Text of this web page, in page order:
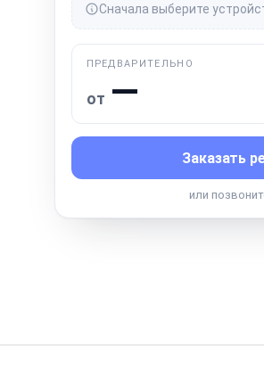
Сначала выберите
ПРЕДВАРИТЕЛЬНО
от —
Заказать
или